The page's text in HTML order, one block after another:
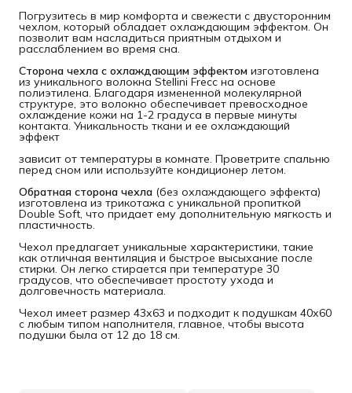
Погрузитесь в мир комфорта и свежести с двусторонним
чехлом, который обладает охлаждающим эффектом. Он
позволит вам насладиться приятным отдыхом и
расслаблением во время сна.
Сторона чехла с охлаждающим эффектом изготовлена
из уникального волокна Stellini Frecc на основе
полиэтилена. Благодаря измененной молекулярной
структуре, это волокно обеспечивает превосходное
охлаждение кожи на 1-2 градуса в первые минуты
контакта. Уникальность ткани и ее охлаждающий
эффект
зависит от температуры в комнате. Проветрите спальню
перед сном или используйте кондиционер летом.
Обратная сторона чехла (без охлаждающего эффекта)
изготовлена из трикотажа с уникальной пропиткой
Double Soft, что придает ему дополнительную мягкость и
пластичность.
Чехол предлагает уникальные характеристики, такие
как отличная вентиляция и быстрое высыхание после
стирки. Он легко стирается при температуре 30
градусов, что обеспечивает простоту ухода и
долговечность материала.
Чехол имеет размер 43х63 и подходит к подушкам 40х60
с любым типом наполнителя, главное, чтобы высота
подушки была от 12 до 18 см.